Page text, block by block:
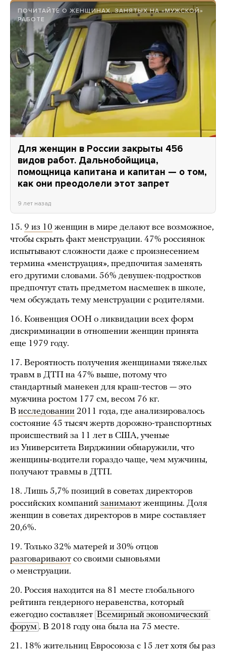
ПОЧИТАЙТЕ О ЖЕНЩИНАХ, ЗАНЯТЫХ НА «МУЖСКОЙ»
РАБОТЕ
Для женщин в России закрыты 456
видов работ. Дальнобойщица,
помощница капитана и капитан — о том,
как они преодолели этот запрет
9 лет назад
15. 9 из 10 женщин в мире делают все возможное,
чтобы скрыть факт менструации. 47% россиянок
испытывают сложности даже с произнесением
термина «менструация», предпочитая заменять
его другими словами. 56% девушек-подростков
предпочтут стать предметом насмешек в школе,
чем обсуждать тему менструации с родителями.
16. Конвенция ООН о ликвидации всех форм
дискриминации в отношении женщин принята
еще 1979 году.
17. Вероятность получения женщинами тяжелых
травм в ДТП на 47% выше, потому что
стандартный манекен для краш-тестов — это
мужчина ростом 177 см, весом 76 кг.
В исследовании 2011 года, где анализировалось
состояние 45 тысяч жертв дорожно-транспортных
происшествий за 11 лет в США, ученые
из Университета Вирджинии обнаружили, что
женщины-водители гораздо чаще, чем мужчины,
получают травмы в ДТП.
18. Лишь 5,7% позиций в советах директоров
российских компаний занимают женщины. Доля
женщин в советах директоров в мире составляет
20,6%.
19. Только 32% матерей и 30% отцов
разговаривают со своими сыновьями
о менструации.
20. Россия находится на 81 месте глобального
рейтинга гендерного неравенства, который
ежегодно составляет Всемирный экономический
форум . В 2018 году она была на 75 месте.
21. 18% жительниц Евросоюза с 15 лет хотя бы раз